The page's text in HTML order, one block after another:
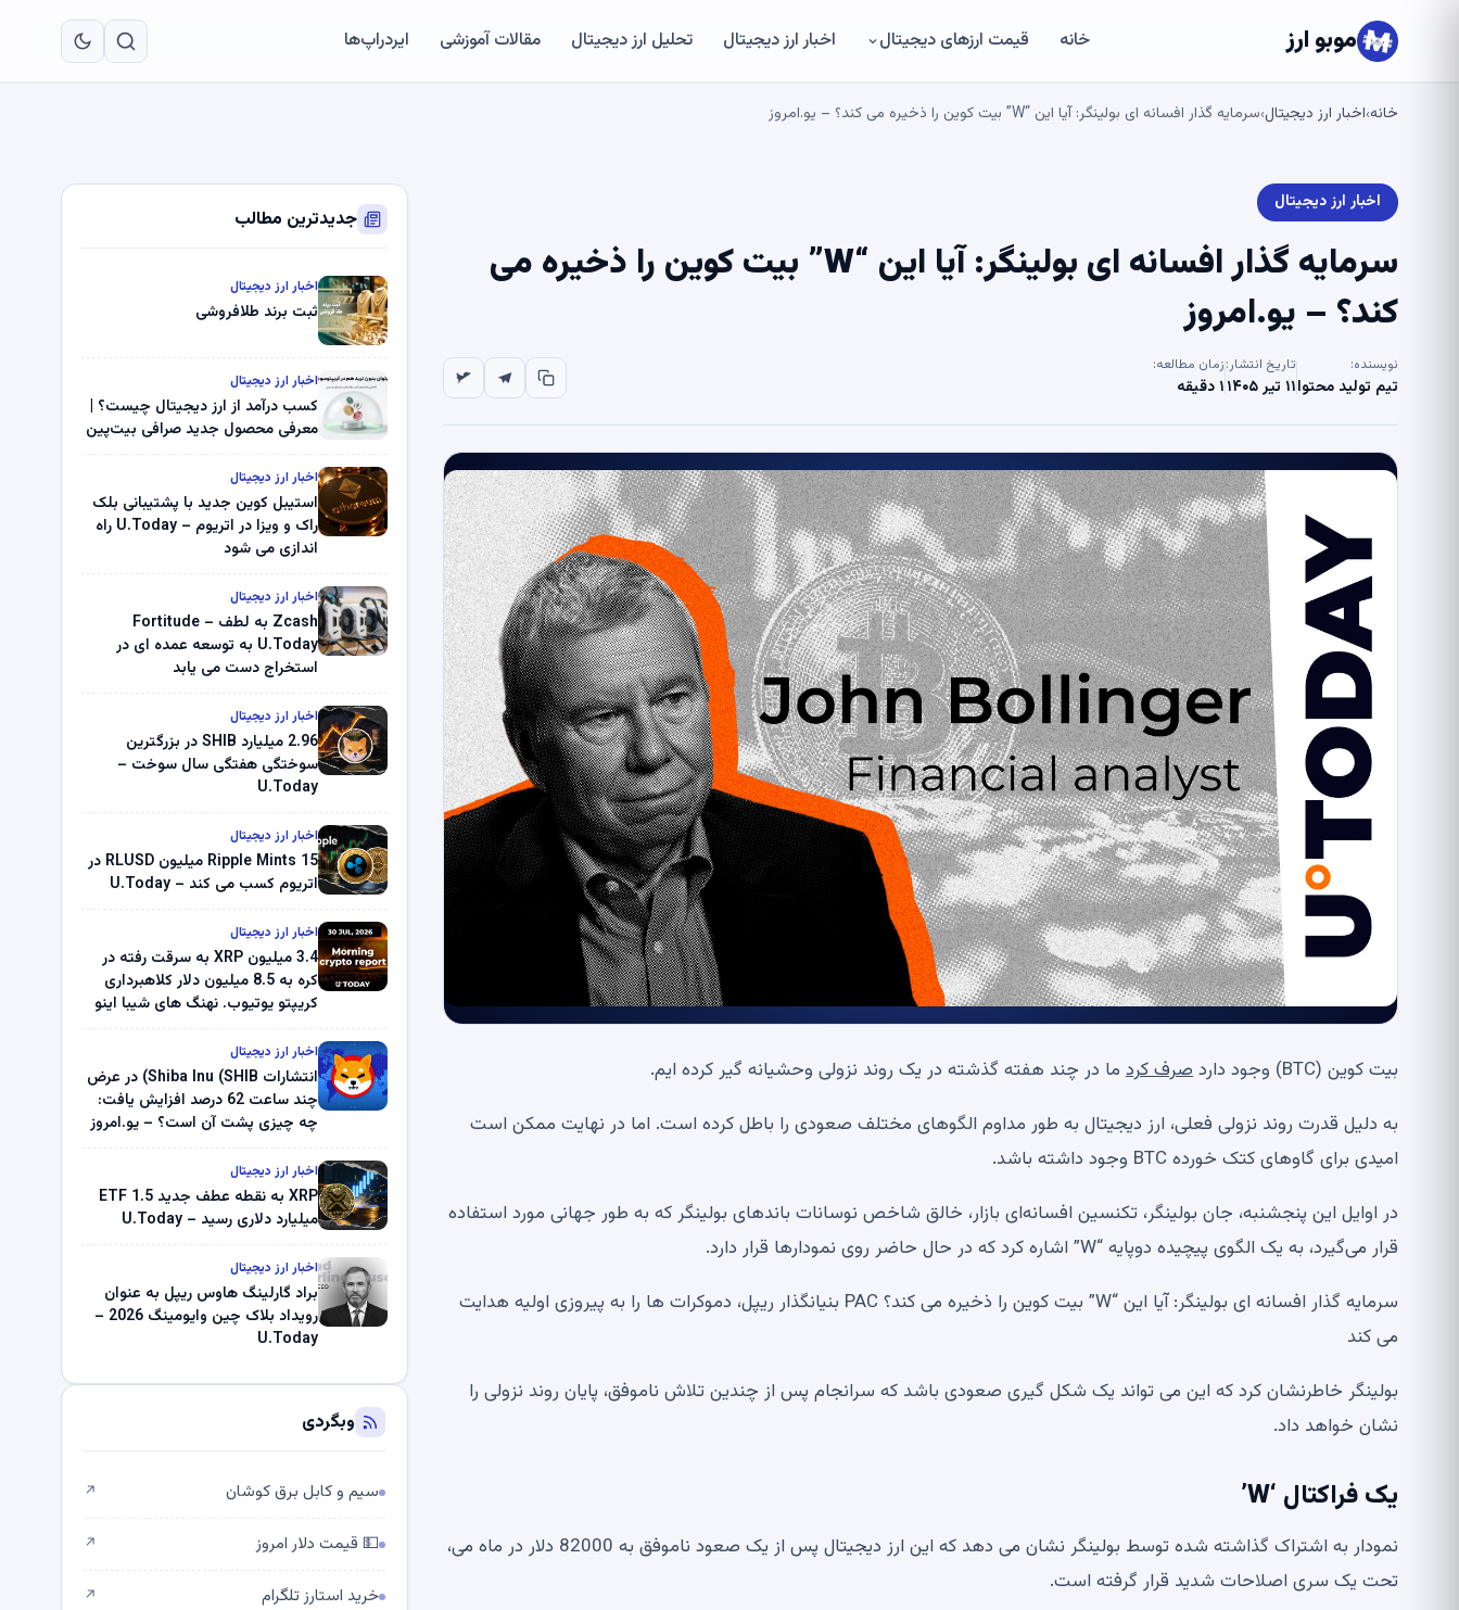
موبو ارز خانه قیمت ارزهای دیجیتال اخبار ارز دیجیتال تحلیل ارز دیجیتال مقالات آموزشی ایردراپ‌ها
خانه›اخبار ارز دیجیتال›سرمایه گذار افسانه ای بولینگر: آیا این “W” بیت کوین را ذخیره می کند؟ – یو.امروز
اخبار ارز دیجیتال
سرمایه گذار افسانه ای بولینگر: آیا این “W” بیت کوین را ذخیره می
کند؟ – یو.امروز
نویسنده:
تیم تولید محتوا
تاریخ انتشار:
۱۱ تیر ۱۴۰۵
زمان مطالعه:
۱ دقیقه
بیت کوین (BTC) وجود دارد صرف کرد ما در چند هفته گذشته در یک روند نزولی وحشیانه گیر کرده ایم.
به دلیل قدرت روند نزولی فعلی، ارز دیجیتال به طور مداوم الگوهای مختلف صعودی را باطل کرده است. اما در نهایت ممکن است
امیدی برای گاوهای کتک خورده BTC وجود داشته باشد.
در اوایل این پنجشنبه، جان بولینگر، تکنسین افسانه‌ای بازار، خالق شاخص نوسانات باندهای بولینگر که به طور جهانی مورد استفاده
قرار می‌گیرد، به یک الگوی پیچیده دوپایه “W” اشاره کرد که در حال حاضر روی نمودارها قرار دارد.
سرمایه گذار افسانه ای بولینگر: آیا این “W” بیت کوین را ذخیره می کند؟ PAC بنیانگذار ریپل، دموکرات ها را به پیروزی اولیه هدایت
می کند
بولینگر خاطرنشان کرد که این می تواند یک شکل گیری صعودی باشد که سرانجام پس از چندین تلاش ناموفق، پایان روند نزولی را
نشان خواهد داد.
یک فراکتال ‘W’
نمودار به اشتراک گذاشته شده توسط بولینگر نشان می دهد که این ارز دیجیتال پس از یک صعود ناموفق به 82000 دلار در ماه می،
تحت یک سری اصلاحات شدید قرار گرفته است.
جدیدترین مطالب
اخبار ارز دیجیتال
ثبت برند طلافروشی
اخبار ارز دیجیتال
کسب درآمد از ارز دیجیتال چیست؟ |
معرفی محصول جدید صرافی بیت‌پین
اخبار ارز دیجیتال
استیبل کوین جدید با پشتیبانی بلک
راک و ویزا در اتریوم – U.Today راه
اندازی می شود
اخبار ارز دیجیتال
Zcash به لطف Fortitude –
U.Today به توسعه عمده ای در
استخراج دست می یابد
اخبار ارز دیجیتال
2.96 میلیارد SHIB در بزرگترین
سوختگی هفتگی سال سوخت –
U.Today
اخبار ارز دیجیتال
Ripple Mints 15 میلیون RLUSD در
اتریوم کسب می کند – U.Today
اخبار ارز دیجیتال
3.4 میلیون XRP به سرقت رفته در
کره به 8.5 میلیون دلار کلاهبرداری
کریپتو یوتیوب. نهنگ های شیبا اینو
میلیون دلار U-Turn در بیت کوین را
ثبت کرد – گزارش کریپتو صبح –
U.Today
اخبار ارز دیجیتال
انتشارات Shiba Inu (SHIB) در عرض
چند ساعت 62 درصد افزایش یافت:
چه چیزی پشت آن است؟ – یو.امروز
اخبار ارز دیجیتال
XRP به نقطه عطف جدید ETF 1.5
میلیارد دلاری رسید – U.Today
اخبار ارز دیجیتال
براد گارلینگ هاوس ریپل به عنوان
رویداد بلاک چین وایومینگ 2026 –
U.Today
وبگردی
سیم و کابل برق کوشان ↗
💵 قیمت دلار امروز ↗
خرید استارز تلگرام ↗